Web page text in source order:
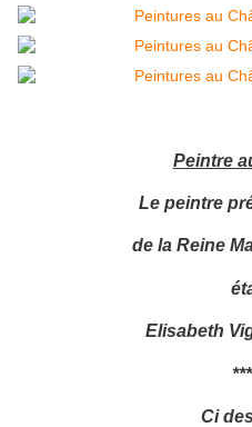
Peintre
Le peintre
de la Reine
Elisabeth
Ci